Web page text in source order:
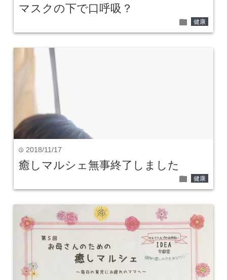
マスクの下で口呼吸？
folder 健康
time 2018/11/17
癒しマルシェ無事終了しました
folder 健康